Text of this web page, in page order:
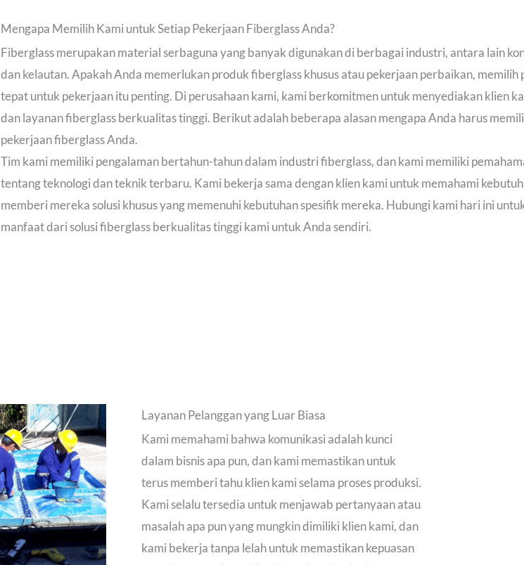
Mengapa Memilih Kami untuk Setiap Pekerjaan Fiberglass Anda?
Fiberglass merupakan material serbaguna yang banyak digunakan di berbagai industri, antara lain
dan kelautan. Apakah Anda memerlukan produk fiberglass khusus atau pekerjaan perbaikan, memilih
tepat untuk pekerjaan itu penting. Di perusahaan kami, kami berkomitmen untuk menyediakan klien
dan layanan fiberglass berkualitas tinggi. Berikut adalah beberapa alasan mengapa Anda harus
pekerjaan fiberglass Anda.
Tim kami memiliki pengalaman bertahun-tahun dalam industri fiberglass, dan kami memiliki
tentang teknologi dan teknik terbaru. Kami bekerja sama dengan klien kami untuk memahami
memberi mereka solusi khusus yang memenuhi kebutuhan spesifik mereka. Hubungi kami hari ini
manfaat dari solusi fiberglass berkualitas tinggi kami untuk Anda sendiri.
Layanan Pelanggan yang Luar Biasa
Kami memahami bahwa komunikasi adalah kunci
dalam bisnis apa pun, dan kami memastikan untuk
terus memberi tahu klien kami selama proses produksi.
Kami selalu tersedia untuk menjawab pertanyaan atau
masalah apa pun yang mungkin dimiliki klien kami, dan
kami bekerja tanpa lelah untuk memastikan kepuasan